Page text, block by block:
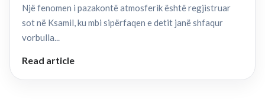
Një fenomen i pazakontë atmosferik është regjistruar
sot në Ksamil, ku mbi sipërfaqen e detit janë shfaqur
vorbulla...
Read article